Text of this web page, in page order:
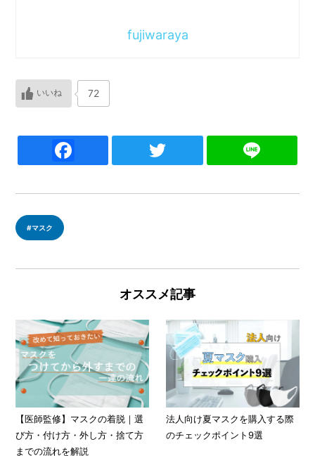
fujiwaraya
72
a
c
o
w
itt
n
e
マスク
オススメ記事
【医師監修】マスクの着脱｜選
び方・付け方・外し方・捨て方
までの流れを解説
法人向け夏マスクを購入する際
のチェックポイント9選